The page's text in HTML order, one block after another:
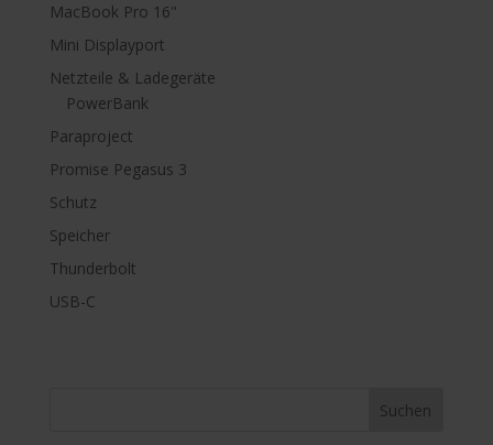
MacBook Pro 16"
Mini Displayport
Netzteile & Ladegeräte
PowerBank
Paraproject
Promise Pegasus 3
Schutz
Speicher
Thunderbolt
USB-C